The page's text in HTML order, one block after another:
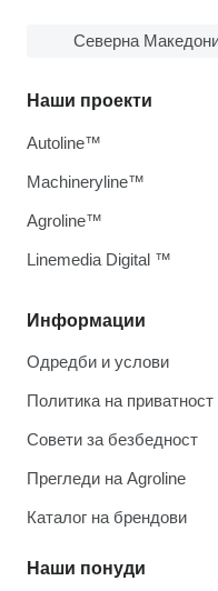
Северна
Информации
Одредби и услови
Политика на приватност
Совети за безбедност
Прегледи на Agroline
Каталог на брендови
Наши понуди
Наши проекти
Autoline™
Machineryline™
Agroline™
Linemedia Digital ™